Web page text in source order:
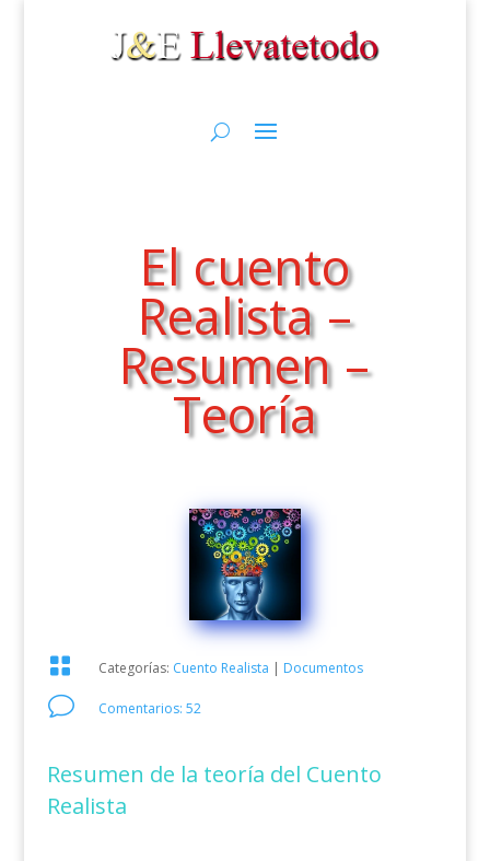
El cuento
Realista –
Resumen –
Teoría
 Categorías: Cuento Realista | Documentos
v Comentarios: 52
Resumen de la teoría del Cuento
Realista